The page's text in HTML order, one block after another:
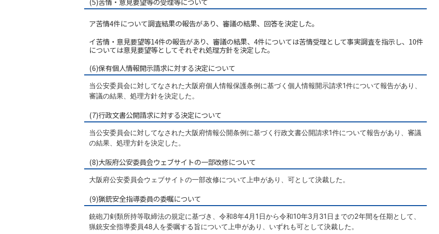
ア苦情4件について調査結果の報告があり、審議の結果、回答を決定した。
イ苦情・意見要望等14件の報告があり、審議の結果、4件については苦情受理として事実調査を指示し、10件
については意見要望等としてそれぞれ処理方針を決定した。
(6)保有個人情報開示請求に対する決定について
当公安委員会に対してなされた大阪府個人情報保護条例に基づく個人情報開示請求1件について報告があり、
審議の結果、処理方針を決定した。
(7)行政文書公開請求に対する決定について
当公安委員会に対してなされた大阪府情報公開条例に基づく行政文書公開請求1件について報告があり、審議
の結果、処理方針を決定した。
(8)大阪府公安委員会ウェブサイトの一部改修について
大阪府公安委員会ウェブサイトの一部改修について上申があり、可として決裁した。
(9)猟銃安全指導委員の委嘱について
銃砲刀剣類所持等取締法の規定に基づき、令和8年4月1日から令和10年3月31日までの2年間を任期として、
猟銃安全指導委員48人を委嘱する旨について上申があり、いずれも可として決裁した。